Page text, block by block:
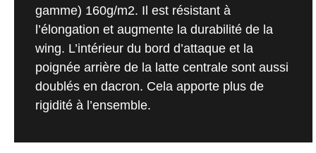
gamme) 160g/m2. Il est résistant à
l’élongation et augmente la durabilité de la
wing. L’intérieur du bord d’attaque et la
poignée arrière de la latte centrale sont aussi
doublés en dacron. Cela apporte plus de
rigidité à l’ensemble.